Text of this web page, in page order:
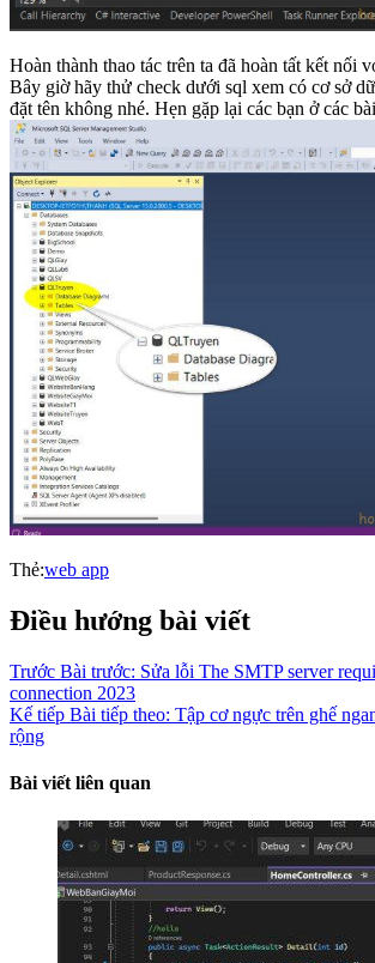
Hoàn thành thao tác trên ta đã hoàn tất kết nối
Bây giờ hãy thử check dưới sql xem có cơ sở
đặt tên không nhé. Hẹn gặp lại các bạn ở các
Thẻ:web app
Điều hướng bài viết
Trước Bài trước: Sửa lỗi The SMTP server
connection 2023
Kế tiếp Bài tiếp theo: Tập cơ ngực trên ghế
rộng
Bài viết liên quan